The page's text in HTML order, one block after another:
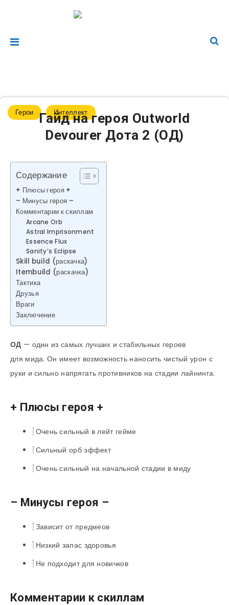
Герои Интеллект
Гайд на героя Outworld
Devourer Дота 2 (ОД)
Содержание
+ Плюсы героя +
– Минусы героя –
Комментарии к скиллам
Arcane Orb
Astral Imprisonment
Essence Flux
Sanity’s Eclipse
Skill build (раскачка)
Itembuild (раскачка)
Тактика
Друзья
Враги
Заключение
ОД — один из самых лучших и стабильных героев
для мида. Он имеет возможность наносить чистый урон с
руки и сильно напрягать противников на стадии лайнинга.
+ Плюсы героя +
Очень сильный в лейт гейме
Сильный орб эффект
Очень сильный на начальной стадии в миду
– Минусы героя –
Зависит от предмеов
Низкий запас здоровья
Не подходит для новичков
Комментарии к скиллам